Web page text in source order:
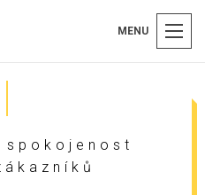
MENU
spokojenost